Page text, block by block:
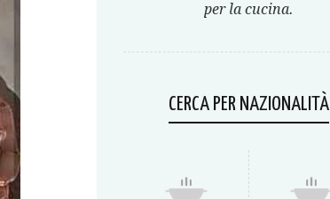
per la cucina.
CERCA PER NAZIONALITÀ